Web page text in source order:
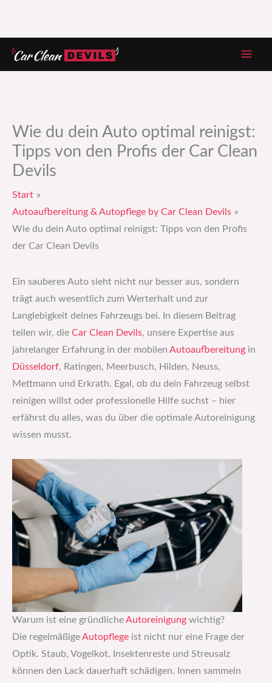
Zum
Inhalt
Wie du dein Auto optimal reinigst:
Tipps von den Profis der Car Clean
Devils
Start
Autoaufbereitung & Autopflege by Car Clean Devils
Wie du dein Auto optimal reinigst: Tipps von den Profis
der Car Clean Devils
Ein sauberes Auto sieht nicht nur besser aus, sondern
trägt auch wesentlich zum Werterhalt und zur
Langlebigkeit deines Fahrzeugs bei. In diesem Beitrag
teilen wir, die Car Clean Devils, unsere Expertise aus
jahrelanger Erfahrung in der mobilen Autoaufbereitung in
Düsseldorf, Ratingen, Meerbusch, Hilden, Neuss,
Mettmann und Erkrath. Egal, ob du dein Fahrzeug selbst
reinigen willst oder professionelle Hilfe suchst – hier
erfährst du alles, was du über die optimale Autoreinigung
wissen musst.
Warum ist eine gründliche Autoreinigung wichtig?
Die regelmäßige Autopflege ist nicht nur eine Frage der
Optik. Staub, Vogelkot, Insektenreste und Streusalz
können den Lack dauerhaft schädigen. Innen sammeln